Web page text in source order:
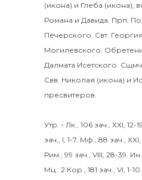
(икона) и Глеба (икона),
Романа и Давида. Прп.
Печерского. Свт. Георгия
Могилевского.
Далмата Исетского.
Свв. Николая (икона) и
пресвитеров.
Утр. - Лк., 106 зач., XXI, 12-
зач., I, 1-7. Мф., 88 зач.,
Рим., 99 зач., VIII, 28-39.
Мц.: 2 Кор., 181 зач., VI, 1-10.